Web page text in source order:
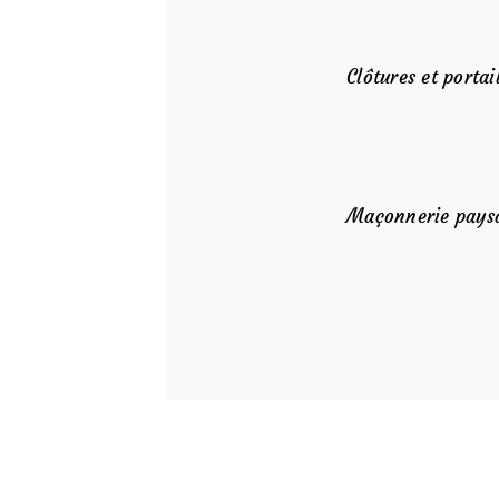
Clôtures et
Maçonnerie